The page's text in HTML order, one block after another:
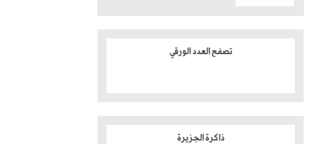
تصفح العدد الورقي
ذاكرة الجزيرة